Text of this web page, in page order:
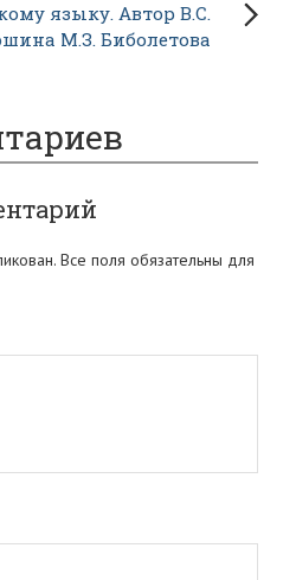
языку. Автор В.С.
М.З. Биболетова
Все поля обязательны для